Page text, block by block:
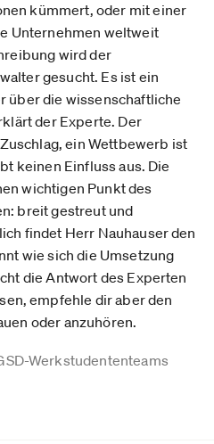
kümmert, oder mit einer
Unternehmen weltweit
wird der
gesucht. Es ist ein
über die wissenschaftliche
der Experte. Der
ein Wettbewerb ist
keinen Einfluss aus. Die
wichtigen Punkt des
breit gestreut und
findet Herr Nauhauser den
wie sich die Umsetzung
die Antwort des Experten
empfehle dir aber den
oder anzuhören.
Werkstudententeams